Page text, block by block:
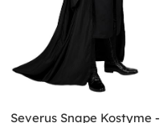
Severus Snape Kostyme -